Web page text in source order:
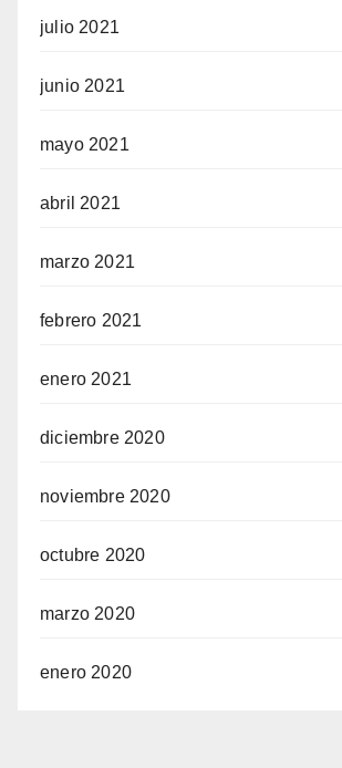
julio 2021
junio 2021
mayo 2021
abril 2021
marzo 2021
febrero 2021
enero 2021
diciembre 2020
noviembre 2020
octubre 2020
marzo 2020
enero 2020